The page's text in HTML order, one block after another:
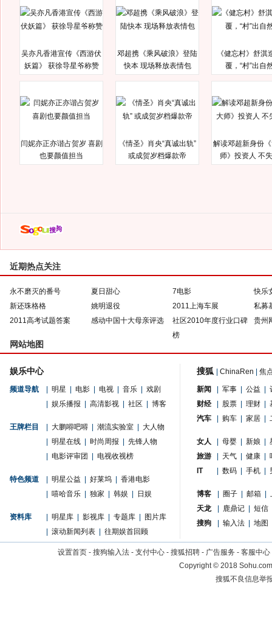
吴亦凡香港宣传《西游伏
妖篇》 获徐导星爷称赞
邓超携《乘风破浪》登陆
快本 现场释放表情包
《健忘村》舒淇
覆，“村”出自
闫妮亦正亦谐占贺岁 喜剧
也要颜值担当
《情圣》肖央“真诚出轨”
或成贺岁档爆款帝
解读邓超新身份
师》投资人 不
近期热点关注
永不磨灭的番号 夏日甜心 7电影
快乐
新还珠格格
姚明退役 2011上海车展
私募
2011高考试题答案
感动中国十大母亲评选
社区2010年度行业口碑
榜
贵州
网站地图
娱乐中心
频道导航 明星 电影 电视 音乐
戏剧
娱乐播报 高清影视 社区 博客
王牌栏目 大鹏嘚吧嘚 潮流实验室
大人物
明星在线 时尚周报
先锋人物
电影评审团 电视收视榜
特色频道 明星公益 好莱坞
香港电影
嘻哈音乐 独家 韩娱 日娱
资料库 明星库 影视库 专题库
图片库
滚动新闻列表 往期娱首回顾
搜狐 ChinaRen 焦
新闻 军事 公益
财经
股票 理财
汽车
购车 家居
女人 母婴 新娘
旅游
天气 健康
IT
数码 手机
博客 圈子 邮箱
天龙
鹿鼎记
短信
搜狗
输入法 地图
设置首页 - 搜狗输入法 - 支付中心 - 搜狐招聘 - 广告服务 - 客服中心
Copyright©2018
搜狐不良信息举